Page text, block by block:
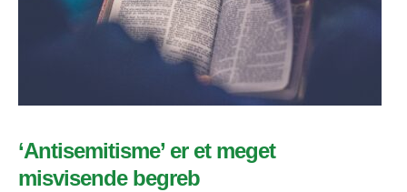
‘Antisemitisme’ er et meget
misvisende begreb